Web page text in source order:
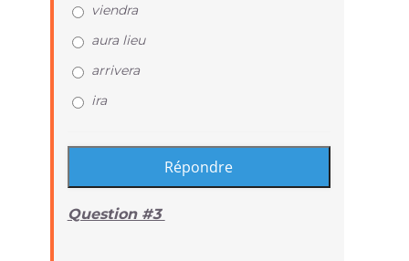
viendra
aura lieu
arrivera
ira
Question #3